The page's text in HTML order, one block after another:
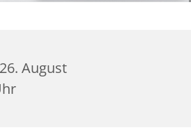
August